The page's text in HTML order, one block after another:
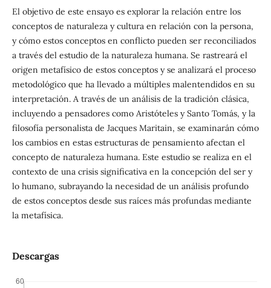
El objetivo de este ensayo es explorar la relación entre los
conceptos de naturaleza y cultura en relación con la persona,
y cómo estos conceptos en conflicto pueden ser reconciliados
a través del estudio de la naturaleza humana. Se rastreará el
origen metafísico de estos conceptos y se analizará el proceso
metodológico que ha llevado a múltiples malentendidos en su
interpretación. A través de un análisis de la tradición clásica,
incluyendo a pensadores como Aristóteles y Santo Tomás, y la
filosofía personalista de Jacques Maritain, se examinarán cómo
los cambios en estas estructuras de pensamiento afectan el
concepto de naturaleza humana. Este estudio se realiza en el
contexto de una crisis significativa en la concepción del ser y
lo humano, subrayando la necesidad de un análisis profundo
de estos conceptos desde sus raíces más profundas mediante
la metafísica.
Descargas